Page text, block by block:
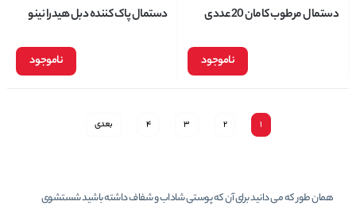
دستمال مرطوب کامان 20 عددی
ناموجود
دستمال پاک کننده دبل هیدرا نینو
ناموجود
1
2
3
4 بعدی
همان طور که می دانید برای آن که پوستی شاداب و شفاف داشته باشید شستشوی